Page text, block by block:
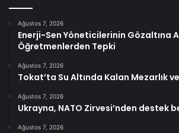
Ağustos 7, 2026
Enerji-Sen Yöneticilerinin Gözaltına
Öğretmenlerden Tepki
Ağustos 7, 2026
Tokat’ta Su Altında Kalan Mezarlık
Ağustos 7, 2026
Ukrayna, NATO Zirvesi’nden destek
Ağustos 7, 2026